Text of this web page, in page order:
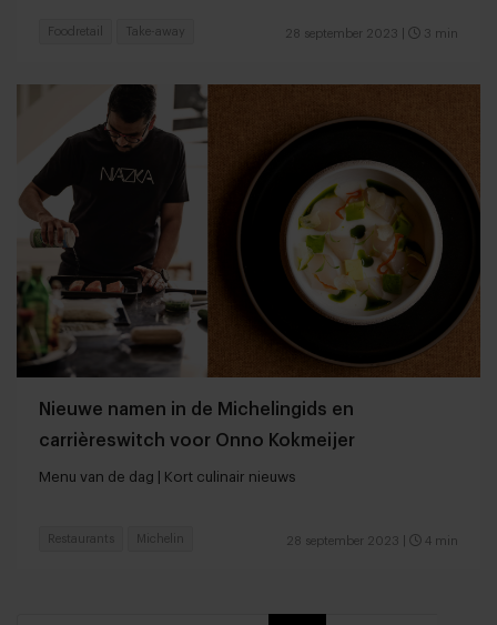
28 september 2023 3 min
Foodretail Take-away
Nieuwe namen in de Michelingids en
carrièreswitch voor Onno Kokmeijer
Menu van de dag | Kort culinair nieuws
28 september 2023 4 min
Restaurants Michelin